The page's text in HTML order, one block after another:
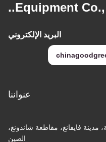
Equipment Co.,
البريد الإلكتروني
عنواننا
مدينة فايفانغ، مقاطعة شاندونغ،
الصين